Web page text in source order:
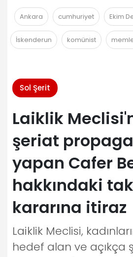
Ankara cumhuriyet Ekim
İskenderun komünist
Sol Şerit
Laiklik
şeriat
yapan Cafer
hakkındaki
kararına itiraz
Laiklik Meclisi,
hedef alan ve açıkça